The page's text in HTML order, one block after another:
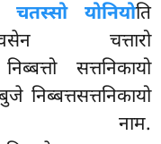
चतस्सो योनियोति
चत्तारो
सत्तनिकायो